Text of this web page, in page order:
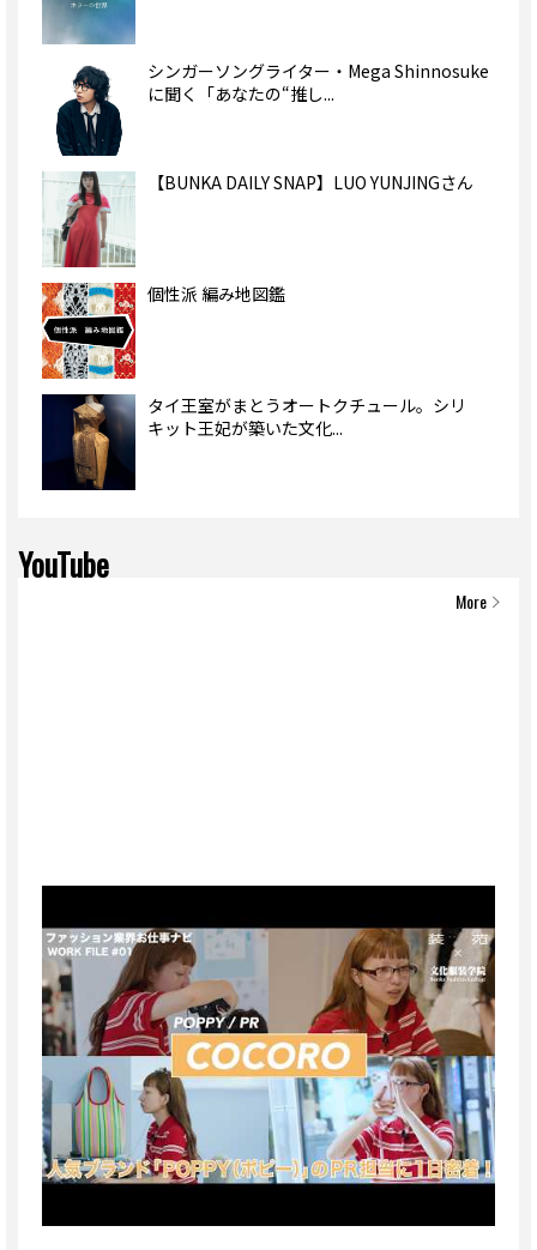
シンガーソングライター・Mega Shinnosuke
に聞く「あなたの“推し...
【BUNKA DAILY SNAP】LUO YUNJINGさん
個性派 編み地図鑑
タイ王室がまとうオートクチュール。シリ
キット王妃が築いた文化...
YouTube
More